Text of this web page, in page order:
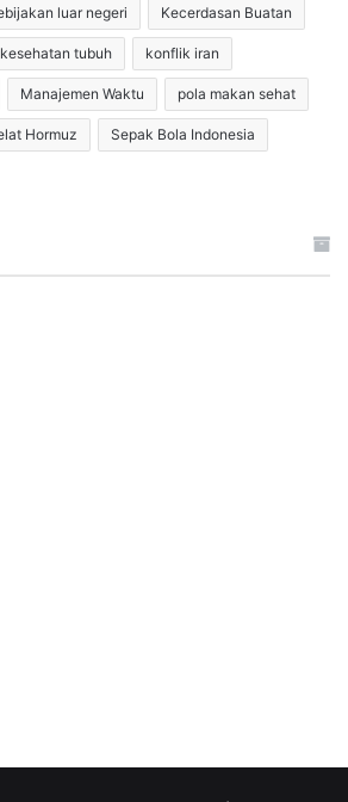
luar negeri Kecerdasan Buatan
kesehatan tubuh konflik iran
Manajemen Waktu pola makan sehat
Hormuz Sepak Bola Indonesia